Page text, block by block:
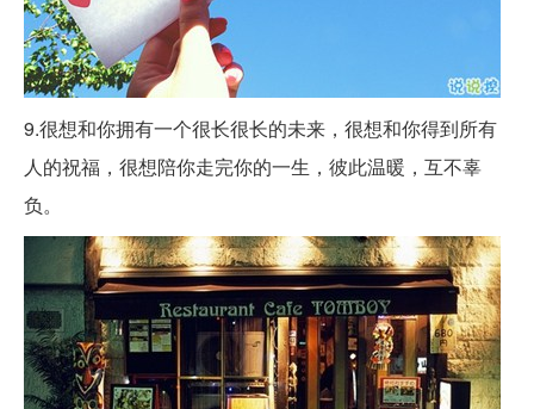
9.很想和你拥有一个很长很长的未来，很想和你得到所有
人的祝福，很想陪你走完你的一生，彼此温暖，互不辜
负。